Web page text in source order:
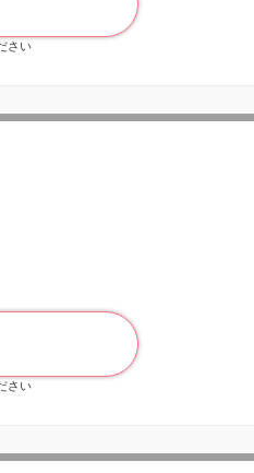
さい
さい